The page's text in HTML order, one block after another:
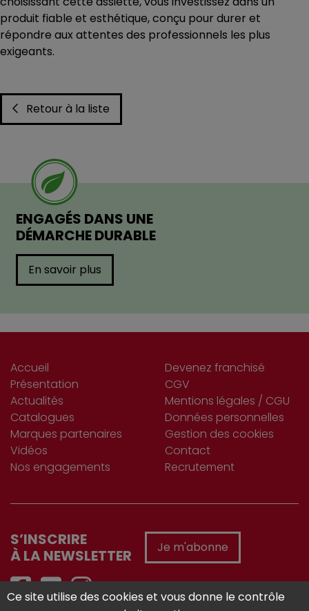
produit fiable et esthétique, conçu pour durer et
répondre aux attentes des professionnels les plus
exigeants.
Retour à la liste
ENGAGÉS DANS UNE
DÉMARCHE DURABLE
En savoir plus
Accueil
Présentation
Actualités
Catalogues
Marques partenaires
Vidéos
Nos engagements
Devenez franchisé
CGV
Mentions légales / CGU
Données personnelles
Gestion des cookies
Contact
Recrutement
S’INSCRIRE
À LA NEWSLETTER
Je m'abonne
Ce site utilise des cookies et vous donne le contrôle